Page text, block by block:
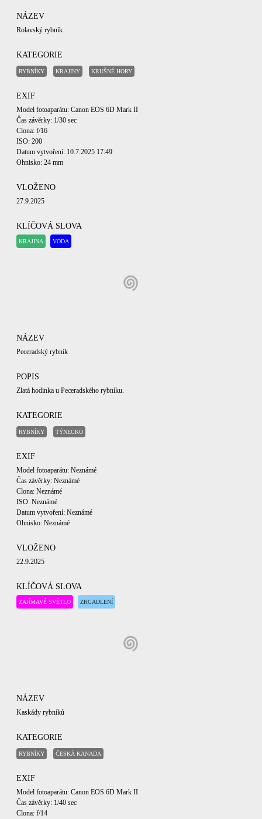
NÁZEV
Rolavský rybník
KATEGORIE
RYBNÍKY KRAJINY KRUŠNÉ HORY
EXIF
Model fotoaparátu: Canon EOS 6D Mark II
Čas závěrky: 1/30 sec
Clona: f/16
ISO: 200
Datum vytvoření: 10.7.2025 17:49
Ohnisko: 24 mm
VLOŽENO
27.9.2025
KLÍČOVÁ SLOVA
KRAJINA VODA
NÁZEV
Peceradský rybník
POPIS
Zlatá hodinka u Peceradského rybníku.
KATEGORIE
RYBNÍKY TÝNECKO
EXIF
Model fotoaparátu: Neznámé
Čas závěrky: Neznámé
Clona: Neznámé
ISO: Neznámé
Datum vytvoření: Neznámé
Ohnisko: Neznámé
VLOŽENO
22.9.2025
KLÍČOVÁ SLOVA
ZAJÍMAVÉ SVĚTLO ZRCADLENÍ
NÁZEV
Kaskády rybníků
KATEGORIE
RYBNÍKY ČESKÁ KANADA
EXIF
Model fotoaparátu: Canon EOS 6D Mark II
Čas závěrky: 1/40 sec
Clona: f/14